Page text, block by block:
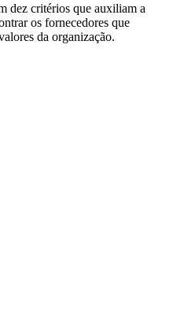
dez critérios que auxiliam a
os fornecedores que
da organização.